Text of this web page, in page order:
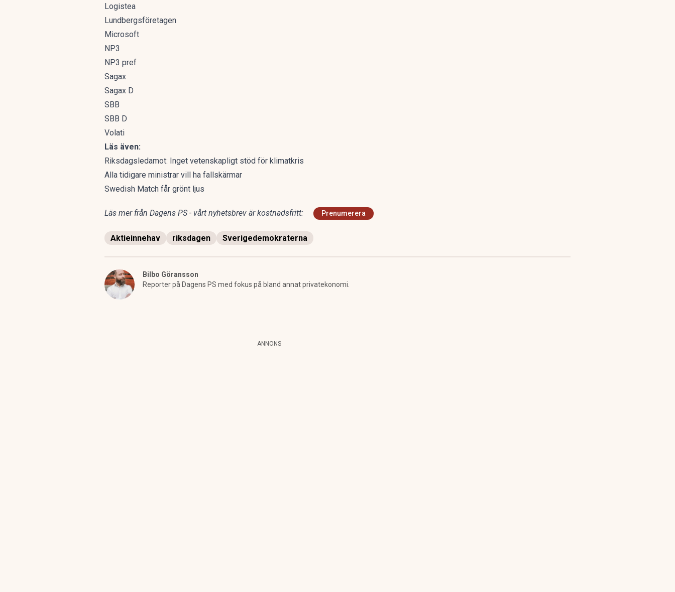
Logistea
Lundbergsföretagen
Microsoft
NP3
NP3 pref
Sagax
Sagax D
SBB
SBB D
Volati
Läs även:
Riksdagsledamot: Inget vetenskapligt stöd för klimatkris
Alla tidigare ministrar vill ha fallskärmar
Swedish Match får grönt ljus
Läs mer från Dagens PS - vårt nyhetsbrev är kostnadsfritt: Prenumerera
Aktieinnehav riksdagen Sverigedemokraterna
Bilbo Göransson
Reporter på Dagens PS med fokus på bland annat privatekonomi.
ANNONS